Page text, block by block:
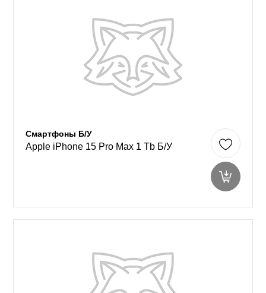
Смартфоны Б/У
Apple iPhone 15 Pro Max 1 Tb Б/У